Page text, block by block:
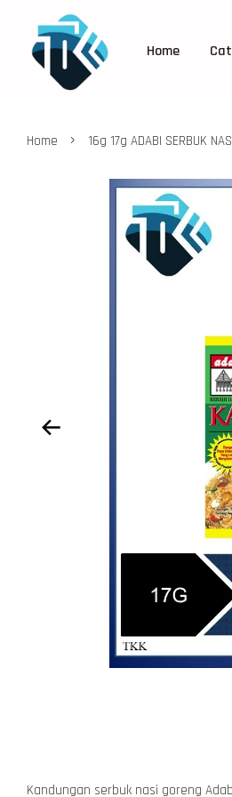
Home
Home › 16g 17g ADABI SERBUK
Kandungan serbuk nasi goreng